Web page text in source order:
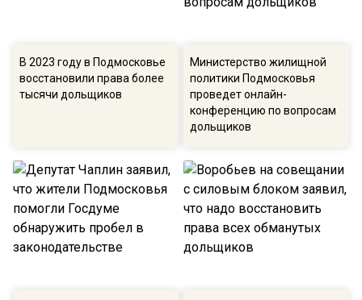
В 2023 году в Подмосковье
восстановили права более
тысячи дольщиков
Министерство жилищной
политики Подмосковья
проведет онлайн-
конференцию по вопросам
дольщиков